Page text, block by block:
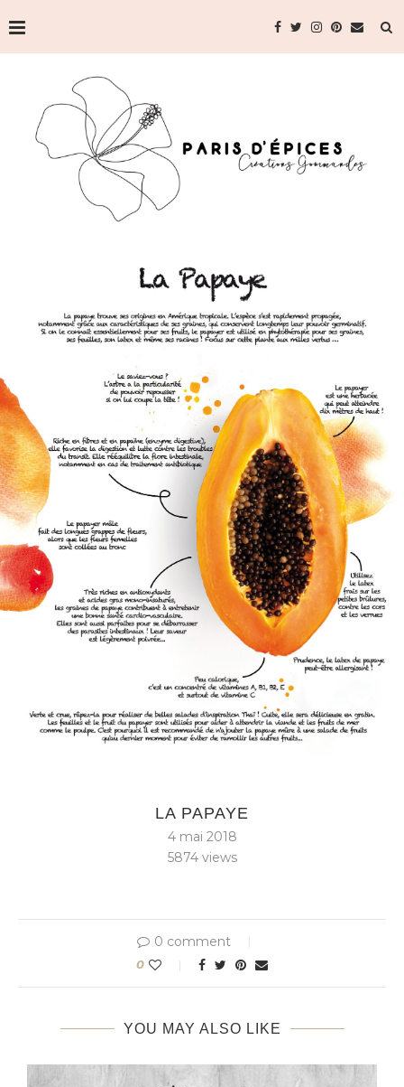
LA PAPAYE
4 mai 2018
5874views
0 comment
0
YOU MAY ALSO LIKE